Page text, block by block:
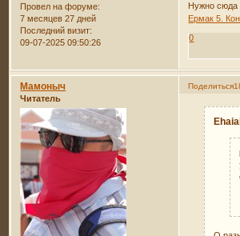
Провел на форуме:
7 месяцев 27 дней
Последний визит:
09-07-2025 09:50:26
Нужно сюда
Ермак 5.
0
Поделиться
Мамоныч
Читатель